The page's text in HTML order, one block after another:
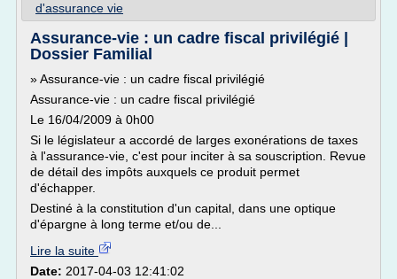
d'assurance vie
Assurance-vie : un cadre fiscal privilégié |
Dossier Familial
» Assurance-vie : un cadre fiscal privilégié
Assurance-vie : un cadre fiscal privilégié
Le 16/04/2009 à 0h00
Si le législateur a accordé de larges exonérations de taxes
à l'assurance-vie, c'est pour inciter à sa souscription. Revue
de détail des impôts auxquels ce produit permet
d'échapper.
Destiné à la constitution d'un capital, dans une optique
d'épargne à long terme et/ou de...
Lire la suite
Date: 2017-04-03 12:41:02